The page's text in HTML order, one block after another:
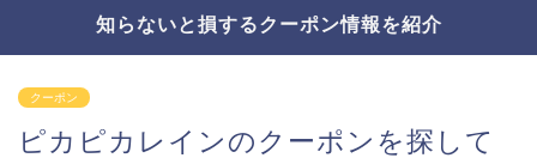
知らないと損するクーポン情報を紹介
クーポン
ピカピカレインのクーポンを探して